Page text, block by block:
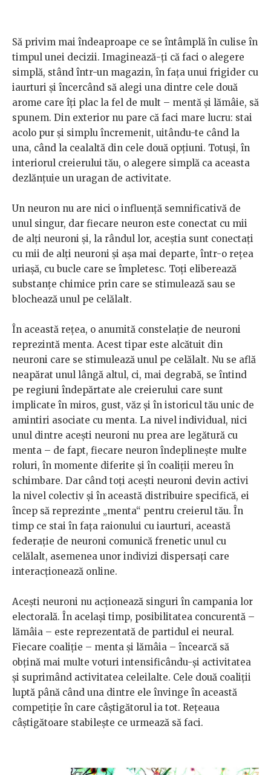
Să privim mai îndeaproape ce se întâmplă în culise în
timpul unei decizii. Imaginează-ţi că faci o alegere
simplă, stând într-un magazin, în faţa unui frigider cu
iaurturi şi încercând să alegi una dintre cele două
arome care îţi plac la fel de mult – mentă şi lămâie, să
spunem. Din exterior nu pare că faci mare lucru: stai
acolo pur şi simplu încremenit, uitându-te când la
una, când la cealaltă din cele două opţiuni. Totuşi, în
interiorul creierului tău, o alegere simplă ca aceasta
dezlănţuie un uragan de activitate.
Un neuron nu are nici o influenţă semnificativă de
unul singur, dar fiecare neuron este conectat cu mii
de alţi neuroni şi, la rândul lor, aceştia sunt conectaţi
cu mii de alţi neuroni şi aşa mai departe, într-o reţea
uriaşă, cu bucle care se împletesc. Toţi eliberează
substanţe chimice prin care se stimulează sau se
blochează unul pe celălalt.
În această reţea, o anumită constelaţie de neuroni
reprezintă menta. Acest tipar este alcătuit din
neuroni care se stimulează unul pe celălalt. Nu se află
neapărat unul lângă altul, ci, mai degrabă, se întind
pe regiuni îndepărtate ale creierului care sunt
implicate în miros, gust, văz şi în istoricul tău unic de
amintiri asociate cu menta. La nivel individual, nici
unul dintre aceşti neuroni nu prea are legătură cu
menta – de fapt, fiecare neuron îndeplineşte multe
roluri, în momente diferite şi în coaliţii mereu în
schimbare. Dar când toţi aceşti neuroni devin activi
la nivel colectiv şi în această distribuire specifică, ei
încep să reprezinte „menta“ pentru creierul tău. În
timp ce stai în faţa raionului cu iaurturi, această
federaţie de neuroni comunică frenetic unul cu
celălalt, asemenea unor indivizi dispersaţi care
interacţionează online.
Aceşti neuroni nu acţionează singuri în campania lor
electorală. În acelaşi timp, posibilitatea concurentă –
lămâia – este reprezentată de partidul ei neural.
Fiecare coaliţie – menta şi lămâia – încearcă să
obţină mai multe voturi intensificându-şi activitatea
şi suprimând activitatea celeilalte. Cele două coaliţii
luptă până când una dintre ele învinge în această
competiţie în care câştigătorul ia tot. Reţeaua
câştigătoare stabileşte ce urmează să faci.